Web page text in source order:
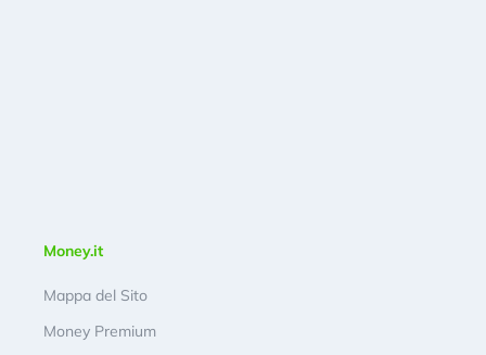
Money.it
Mappa del Sito
Money Premium